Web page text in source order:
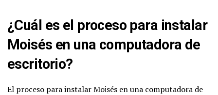
¿Cuál es el proceso para instalar
Moisés en una computadora de
escritorio?
El proceso para instalar Moisés en una computadora de